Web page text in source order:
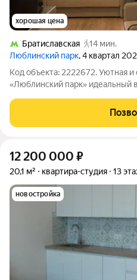
хорошая цена
Братиславская
14 мин.
Люблинский парк, 4 квартал
Код объекта: 2222672. Уютная
«Люблинский парк» идеальный вариант «заезжай и живи»!
комплексе комфорт-класса.
жизни: выполнен качественный
12 200 000 ₽
20,1 м² квартира-студия 13
новостройка